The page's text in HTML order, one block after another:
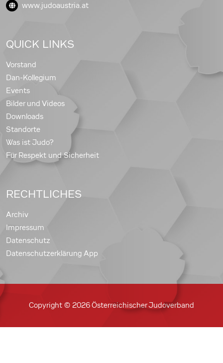
www.judoaustria.at
QUICK LINKS
Vorstand
Dan-Kollegium
Events
Bilder und Videos
Downloads
Standorte
Was ist Judo?
Für Respekt und Sicherheit
RECHTLICHES
Archiv
Impressum
Datenschutz
Datenschutzerklärung App
Copyright © 2026 Österreichischer Judoverband